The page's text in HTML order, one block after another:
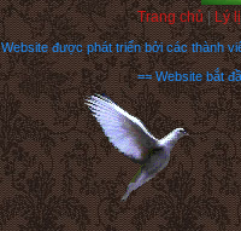
Trang chủ|Lý
Website được phát triển bởi các thành
== Website bắt